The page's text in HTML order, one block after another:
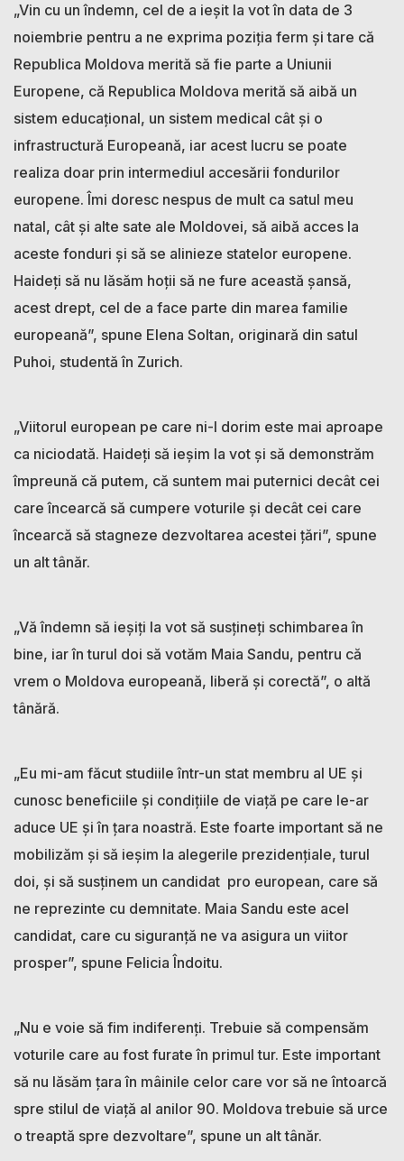
„Vin cu un îndemn, cel de a ieșit la vot în data de 3
noiembrie pentru a ne exprima poziția ferm și tare că
Republica Moldova merită să fie parte a Uniunii
Europene, că Republica Moldova merită să aibă un
sistem educațional, un sistem medical cât și o
infrastructură Europeană, iar acest lucru se poate
realiza doar prin intermediul accesării fondurilor
europene. Îmi doresc nespus de mult ca satul meu
natal, cât și alte sate ale Moldovei, să aibă acces la
aceste fonduri și să se alinieze statelor europene.
Haideți să nu lăsăm hoții să ne fure această șansă,
acest drept, cel de a face parte din marea familie
europeană”, spune Elena Soltan, originară din satul
Puhoi, studentă în Zurich.
„Viitorul european pe care ni-l dorim este mai aproape
ca niciodată. Haideți să ieșim la vot și să demonstrăm
împreună că putem, că suntem mai puternici decât cei
care încearcă să cumpere voturile și decât cei care
încearcă să stagneze dezvoltarea acestei țări”, spune
un alt tânăr.
„Vă îndemn să ieșiți la vot să susțineți schimbarea în
bine, iar în turul doi să votăm Maia Sandu, pentru că
vrem o Moldova europeană, liberă și corectă”, o altă
tânără.
„Eu mi-am făcut studiile într-un stat membru al UE și
cunosc beneficiile și condițiile de viață pe care le-ar
aduce UE și în țara noastră. Este foarte important să ne
mobilizăm și să ieșim la alegerile prezidențiale, turul
doi, și să susținem un candidat pro european, care să
ne reprezinte cu demnitate. Maia Sandu este acel
candidat, care cu siguranță ne va asigura un viitor
prosper”, spune Felicia Îndoitu.
„Nu e voie să fim indiferenți. Trebuie să compensăm
voturile care au fost furate în primul tur. Este important
să nu lăsăm țara în mâinile celor care vor să ne întoarcă
spre stilul de viață al anilor 90. Moldova trebuie să urce
o treaptă spre dezvoltare”, spune un alt tânăr.